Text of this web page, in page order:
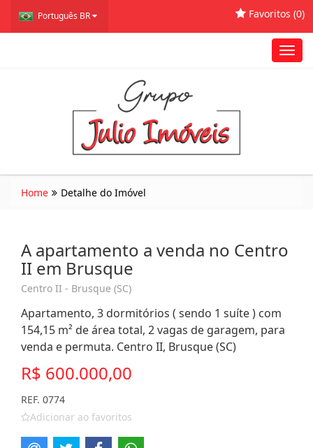
Português BR Favoritos (0)
Home Detalhe do Imóvel
A apartamento a venda no Centro
II em Brusque
Centro II - Brusque (SC)
Apartamento, 3 dormitórios ( sendo 1 suíte ) com
154,15 m² de área total, 2 vagas de garagem, para
venda e permuta. Centro II, Brusque (SC)
R$ 600.000,00
REF. 0774
Adicionar ao favoritos